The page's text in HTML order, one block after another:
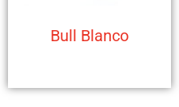
Bull Blanco